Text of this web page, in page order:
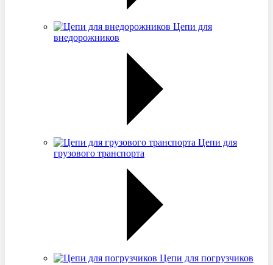
Цепи для
внедорожников
Цепи для
грузового транспорта
Цепи для погрузчиков